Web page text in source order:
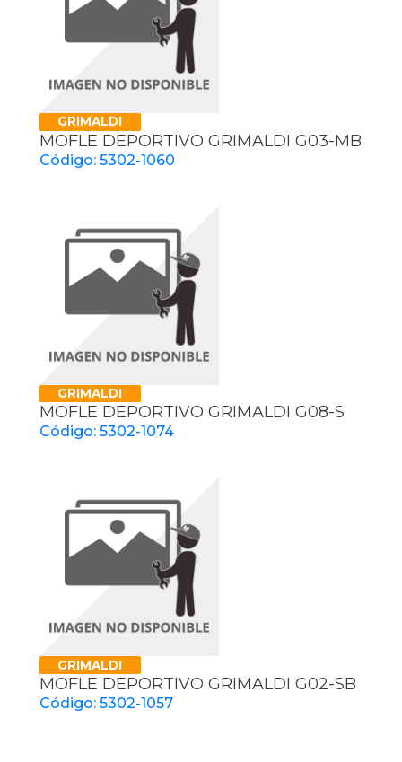
GRIMALDI
MOFLE DEPORTIVO GRIMALDI G03-MB
Código: 5302-1060
GRIMALDI
MOFLE DEPORTIVO GRIMALDI G08-S
Código: 5302-1074
GRIMALDI
MOFLE DEPORTIVO GRIMALDI G02-SB
Código: 5302-1057